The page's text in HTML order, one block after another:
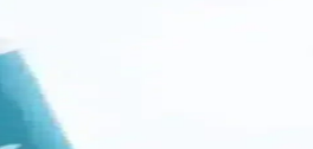
Karşılaştırması
ve karşılaştırmasıyla